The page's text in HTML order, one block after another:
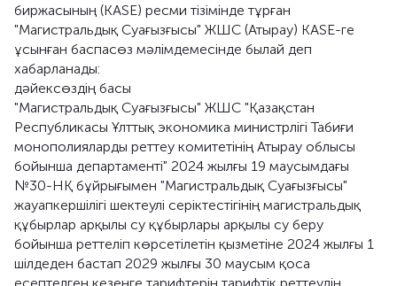
биржасының (KASE) ресми тізімінде тұрған
"Магистральдық Суағызғысы" ЖШС (Атырау) KASE-ге
ұсынған баспасөз мәлімдемесінде былай деп
хабарланады:
дәйексөздің басы
"Магистральдық Суағызғысы" ЖШС "Қазақстан
Республикасы Ұлттық экономика министрлігі Табиғи
монополияларды реттеу комитетінің Атырау облысы
бойынша департаменті" 2024 жылғы 19 маусымдағы
№30-НҚ бұйрығымен "Магистральдық Суағызғысы"
жауапкершілігі шектеулі серіктестігінің магистральдық
құбырлар арқылы су құбырлары арқылы су беру
бойынша реттеліп көрсетілетін қызметіне 2024 жылғы 1
шілдеден бастап 2029 жылғы 30 маусым қоса